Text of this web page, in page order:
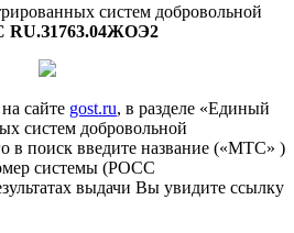
систем добровольной
сайте gost.ru, в разделе «Единый
систем добровольной
в поиск введите название («МТС» )
системы (РОСС
выдачи Вы увидите ссылку